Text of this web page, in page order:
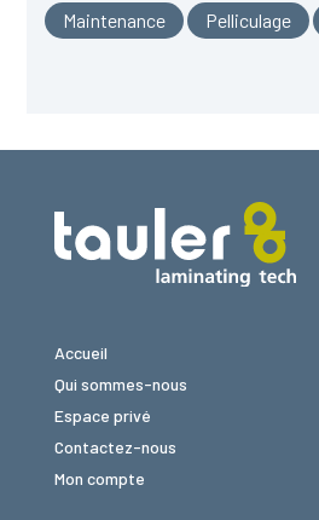
Maintenance
Pelliculage
Accueil
Qui sommes-nous
Espace privé
Contactez-nous
Mon compte